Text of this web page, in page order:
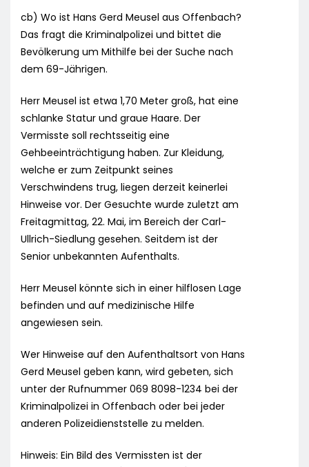
cb) Wo ist Hans Gerd Meusel aus Offenbach?
Das fragt die Kriminalpolizei und bittet die
Bevölkerung um Mithilfe bei der Suche nach
dem 69-Jährigen.
Herr Meusel ist etwa 1,70 Meter groß, hat eine
schlanke Statur und graue Haare. Der
Vermisste soll rechtsseitig eine
Gehbeeinträchtigung haben. Zur Kleidung,
welche er zum Zeitpunkt seines
Verschwindens trug, liegen derzeit keinerlei
Hinweise vor. Der Gesuchte wurde zuletzt am
Freitagmittag, 22. Mai, im Bereich der Carl-
Ullrich-Siedlung gesehen. Seitdem ist der
Senior unbekannten Aufenthalts.
Herr Meusel könnte sich in einer hilflosen Lage
befinden und auf medizinische Hilfe
angewiesen sein.
Wer Hinweise auf den Aufenthaltsort von Hans
Gerd Meusel geben kann, wird gebeten, sich
unter der Rufnummer 069 8098-1234 bei der
Kriminalpolizei in Offenbach oder bei jeder
anderen Polizeidienststelle zu melden.
Hinweis: Ein Bild des Vermissten ist der